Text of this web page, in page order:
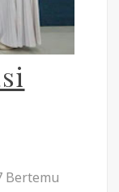
Bertemu